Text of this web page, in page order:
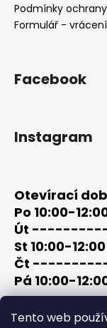
Tento web
Podmínky
Formulář -
Facebook
Instagram
Otevírací
Po 10:00-
Út ----------|
St 10:00-
Čt ----------|
Pá 10:00-
tel: +420 603